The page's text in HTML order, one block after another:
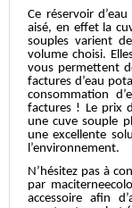
Ce réservoir
aisé, en effet la
souples varient
volume choisi.
vous permettent
factures d’eau
consommation
factures ! Le prix
une cuve souple
une excellente
l’environnement.
N’hésitez pas à
par
accessoire afin